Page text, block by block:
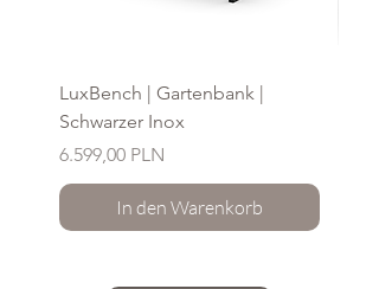
LuxBench | Gartenbank |
Schwarzer Inox
Preis
6.599,00 PLN
In den Warenkorb